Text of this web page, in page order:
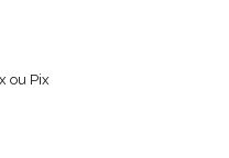
ou Pix